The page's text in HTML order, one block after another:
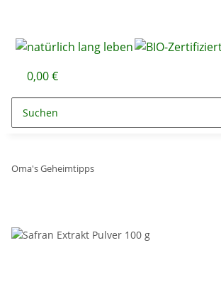
0,00 €
Oma's Geheimtipps